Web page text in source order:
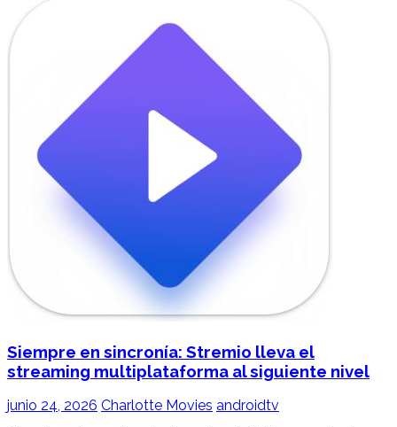
Siempre en sincronía: Stremio lleva el
streaming multiplataforma al siguiente nivel
junio 24, 2026 Charlotte Movies androidtv